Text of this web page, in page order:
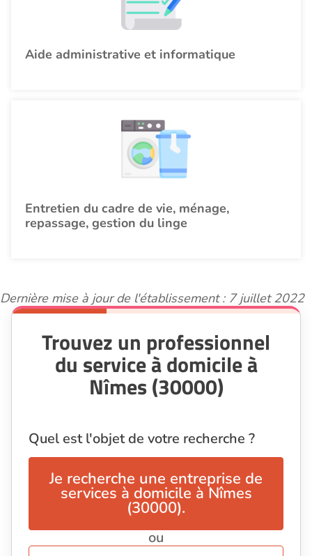
Aide administrative et informatique
Entretien du cadre de vie, ménage,
repassage, gestion du linge
Dernière mise à jour de l'établissement : 7 juillet 2022
Trouvez un professionnel
du service à domicile à
Nîmes (30000)
Quel est l'objet de votre recherche ?
Je recherche une entreprise de
services à domicile à Nîmes
(30000).
ou